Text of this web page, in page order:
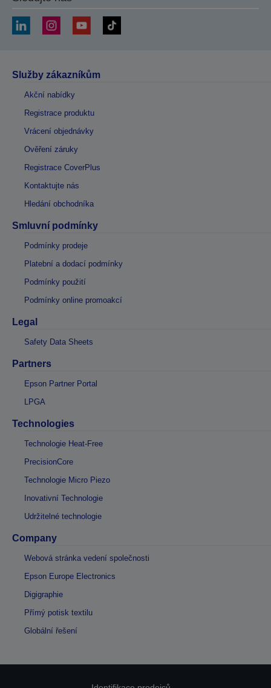
Služby zákazníkům
Akční nabídky
Registrace produktu
Vrácení objednávky
Ověření záruky
Registrace CoverPlus
Kontaktujte nás
Hledání obchodníka
Smluvní podmínky
Podmínky prodeje
Platební a dodací podmínky
Podmínky použití
Podmínky online promoakcí
Legal
Safety Data Sheets
Partners
Epson Partner Portal
LPGA
Technologies
Technologie Heat-Free
PrecisionCore
Technologie Micro Piezo
Inovativní Technologie
Udržitelné technologie
Company
Webová stránka vedení společnosti
Epson Europe Electronics
Digigraphie
Přímý potisk textilu
Globální řešení